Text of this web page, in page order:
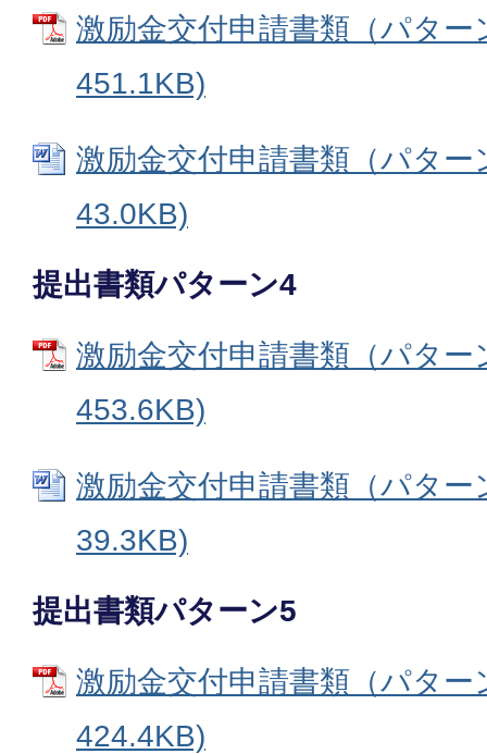
激励金交付申請書類（パタ
451.1KB)
激励金交付申請書類（パタ
43.0KB)
提出書類パターン4
激励金交付申請書類（パタ
453.6KB)
激励金交付申請書類（パタ
39.3KB)
提出書類パターン5
激励金交付申請書類（パタ
424.4KB)